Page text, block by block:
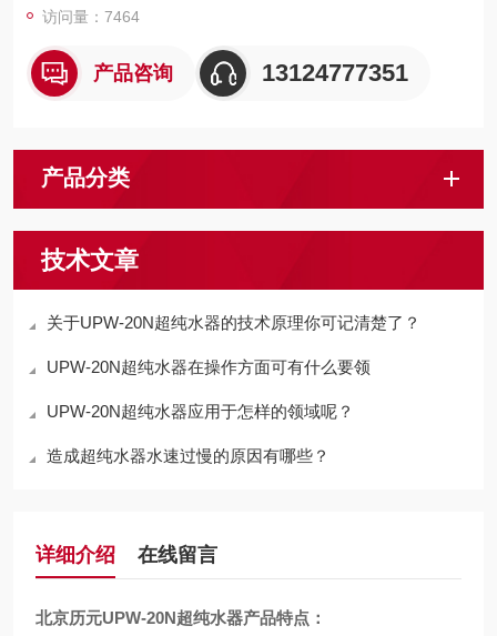
访问量：7464
产品咨询 13124777351
产品分类
技术文章
关于UPW-20N超纯水器的技术原理你可记清楚了？
UPW-20N超纯水器在操作方面可有什么要领
UPW-20N超纯水器应用于怎样的领域呢？
造成超纯水器水速过慢的原因有哪些？
详细介绍 在线留言
北京历元UPW-20N超纯水器产品特点：